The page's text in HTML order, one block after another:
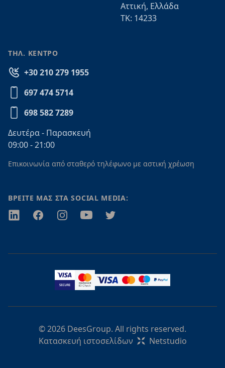
Αττική, Ελλάδα
ΤΚ: 14233
ΤΗΛ. ΚΕΝΤΡΟ
+30 210 279 1955
697 474 5714
698 582 7289
Δευτέρα - Παρασκευή
09:00 - 21:00
Επικοινωνία από σταθερό τηλέφωνο με αστική χρέωση
ΒΡΕΙΤΕ ΜΑΣ ΣΤΑ SOCIAL MEDIA:
TwitterFacebookInstagramYoutubeTwitter
© 2026 DeesGroup. All rights reserved.
Κατασκευή ιστοσελίδων
Netstudio